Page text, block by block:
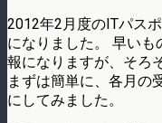
2012年2月度のITパス
になりました。 早いも
報になりますが、そろ
まずは簡単に、各月の
にしてみました。